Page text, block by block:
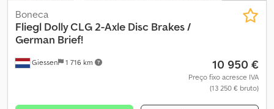
Giessen 1 716 km
Boneca
Fliegl Dolly CLG 2-Axle Disc Brakes /
German Brief!
10 950 €
Preço fixo acresce IVA
(13 250 € bruto)